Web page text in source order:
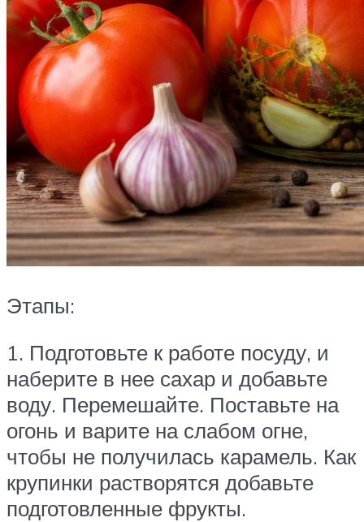
Этапы:
1. Подготовьте к работе посуду, и
наберите в нее сахар и добавьте
воду. Перемешайте. Поставьте на
огонь и варите на слабом огне,
чтобы не получилась карамель. Как
крупинки растворятся добавьте
подготовленные фрукты.